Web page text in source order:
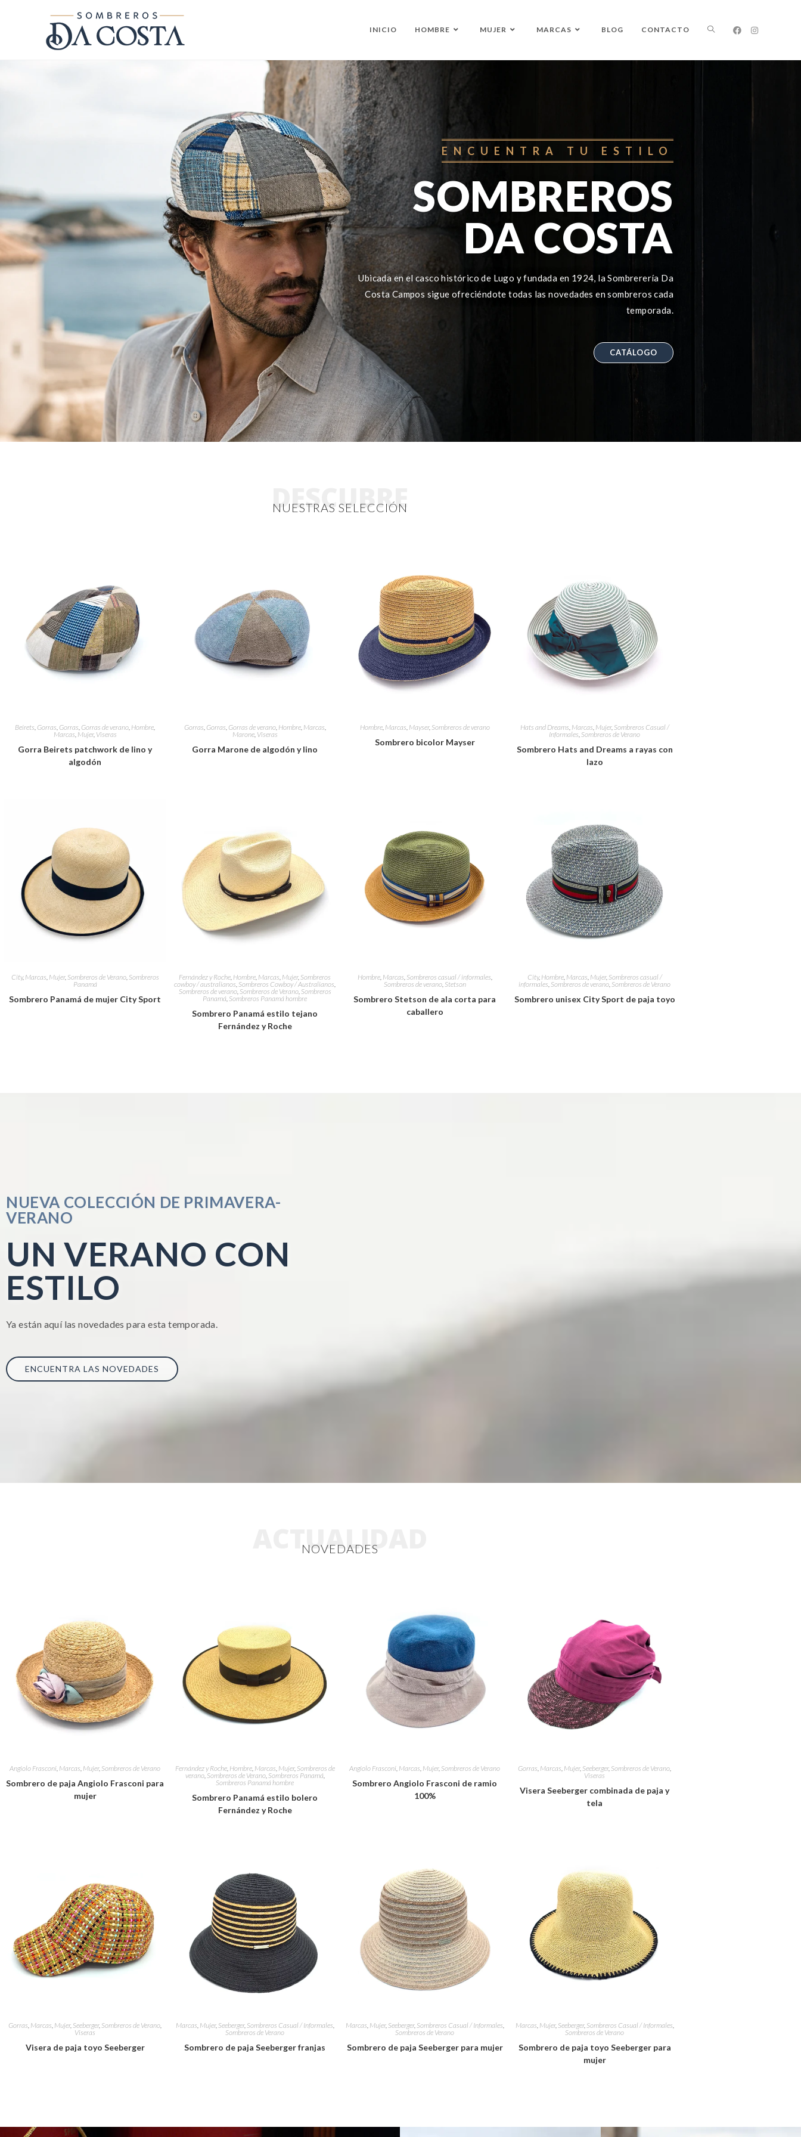
INICIO HOMBRE MUJER MARCAS BLOG CONTACTO
ENCUENTRA TU ESTILO
SOMBREROS
DA COSTA
Ubicada en el casco histórico de Lugo y fundada en 1924, la Sombrerería Da
Costa Campos sigue ofreciéndote todas las novedades en sombreros cada
temporada.
CATÁLOGO
DESCUBRE
NUESTRAS SELECCIÓN
Beirets Gorras Gorras Gorras de verano Hombre
Marcas Mujer, Viseras
Gorra Beirets patchwork de lino y
algodón
Gorras Gorras Gorras de verano, Hombre, Marcas
Marone, Viseras
Gorra Marone de algodón y lino
Hombre, Marcas Mayser, Sombreros de verano
Sombrero bicolor Mayser
Hats and Dreams Marcas Mujer, Sombreros Casual /
Informales Sombreros de Verano
Sombrero Hats and Dreams a rayas con
lazo
City, Marcas Mujer, Sombreros de Verano, Sombreros
Panamá
Sombrero Panamá de mujer City Sport
Fernández y Roche Hombre Marcas Mujer, Sombreros
cowboy / australianos Sombreros Cowboy / Australianos
Sombreros de verano, Sombreros de Verano, Sombreros
Panamá Sombreros Panamá hombre
Sombrero Panamá estilo tejano
Fernández y Roche
Hombre, Marcas Sombreros casual / informales
Sombreros de verano, Stetson
Sombrero Stetson de ala corta para
caballero
City, Hombre, Marcas Mujer, Sombreros casual /
informales Sombreros de verano Sombreros de Verano
Sombrero unisex City Sport de paja toyo
NUEVA COLECCIÓN DE PRIMAVERA-
VERANO
UN VERANO CON
ESTILO
Ya están aquí las novedades para esta temporada.
ENCUENTRA LAS NOVEDADES
ACTUALIDAD
NOVEDADES
Angiolo Frasconi Marcas Mujer, Sombreros de Verano
Sombrero de paja Angiolo Frasconi para
mujer
Fernández y Roche, Hombre, Marcas Mujer, Sombreros de
verano,Sombreros de Verano, Sombreros Panamá
Sombreros Panamá hombre
Sombrero Panamá estilo bolero
Fernández y Roche
Angiolo Frasconi Marcas Mujer, Sombreros de Verano
Sombrero Angiolo Frasconi de ramio
100%
Gorras Marcas Mujer, Seeberger, Sombreros de Verano
Viseras
Visera Seeberger combinada de paja y
tela
Gorras Marcas Mujer, Seeberger, Sombreros de Verano
Viseras
Visera de paja toyo Seeberger
Marcas Mujer, Seeberger, Sombreros Casual / Informales
Sombreros de Verano
Sombrero de paja Seeberger franjas
Marcas Mujer, Seeberger, Sombreros Casual / Informales
Sombreros de Verano
Sombrero de paja Seeberger para mujer
Marcas Mujer, Seeberger, Sombreros Casual / Informales
Sombreros de Verano
Sombrero de paja toyo Seeberger para
mujer